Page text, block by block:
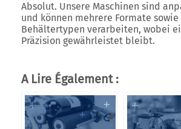
Absolut. Unsere Maschinen sind
und können mehrere Formate
Behältertypen verarbeiten, wobei
Präzision gewährleistet bleibt.
A Lire Également :